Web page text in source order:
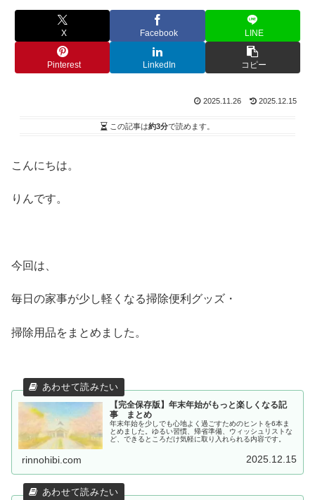
X Facebook LINE
Pinterest LinkedIn コピー
2025.11.26 2025.12.15
この記事は約3分で読めます。
こんにちは。
りんです。
今回は、
毎日の家事が少し軽くなる掃除便利グッズ・
掃除用品をまとめました。
【完全保存版】年末年始がもっと楽しくなる記
事 まとめ
年末年始を少しでも心地よく過ごすためのヒントを6本ま
とめました。ゆるい習慣、帰省準備、ウィッシュリストな
ど、できるところだけ気軽に取り入れられる内容です。
rinnohibi.com 2025.12.15